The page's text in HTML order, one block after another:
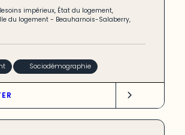
impérieux, État du logement,
du logement - Beauharnois-Salaberry,
Sociodémographie